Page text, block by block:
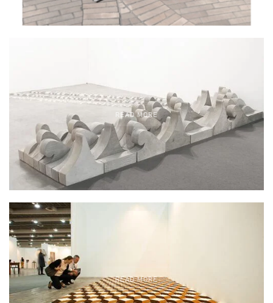
READ MORE
READ MORE